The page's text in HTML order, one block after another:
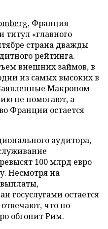
, Франция
титул «главного
страна дважды
рейтинга.
внешних займов, в
из самых высоких в
Макроном
не помогают, а
Франции остается
аудитора,
100 млрд евро
Несмотря на
госуслугами остается
что по
обгонит Рим.